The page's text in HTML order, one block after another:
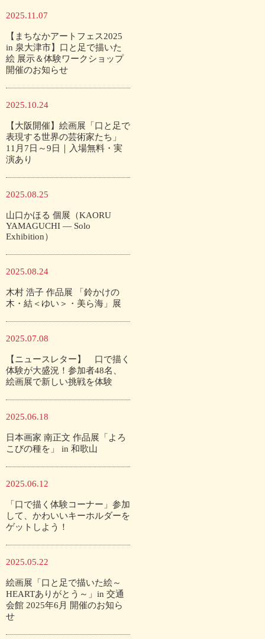
2025.11.07
【まちなかアートフェス2025
in 泉大津市】口と足で描いた
絵 展示＆体験ワークショップ
開催のお知らせ
2025.10.24
【大阪開催】絵画展「口と足で
表現する世界の芸術家たち」
11月7日～9日｜入場無料・実
演あり
2025.08.25
山口かほる 個展（KAORU
YAMAGUCHI — Solo
Exhibition）
2025.08.24
木村 浩子 作品展 「鈴かけの
木・結＜ゆい＞・美ら海」展
2025.07.08
【ニュースレター】 口で描く
体験が大盛況！参加者48名、
絵画展で新しい挑戦を体験
2025.06.18
日本画家 南正文 作品展「よろ
こびの種を」 in 和歌山
2025.06.12
「口で描く体験コーナー」参加
して、かわいいキーホルダーを
ゲットしよう！
2025.05.22
絵画展「口と足で描いた絵～
HEARTありがとう～」in 交通
会館 2025年6月 開催のお知ら
せ